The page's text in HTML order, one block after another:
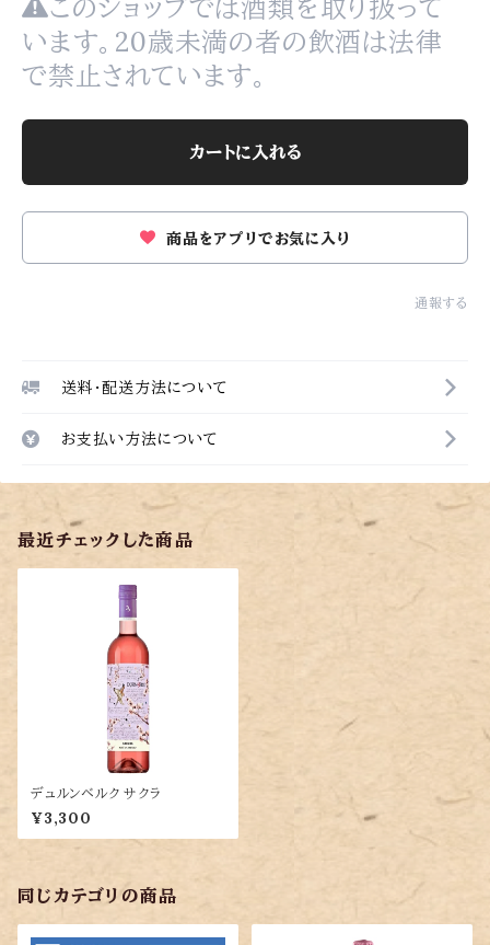
このショップでは酒類を取り扱って
います。20歳未満の者の飲酒は法律
で禁止されています。
カートに入れる
商品をアプリでお気に入り
通報する
送料・配送方法について
お支払い方法について
最近チェックした商品
デュルンベルク サクラ
¥3,300
同じカテゴリの商品